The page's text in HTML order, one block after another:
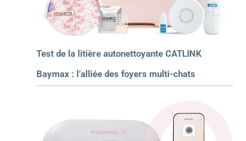
Test de la litière autonettoyante CATLINK
Baymax : l’alliée des foyers multi-chats